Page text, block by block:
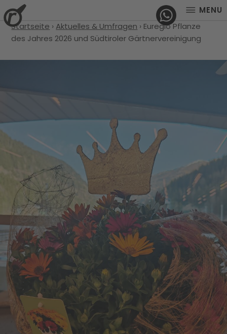
MENU
Startseite › Aktuelles & Umfragen › Euregio Pflanze
des Jahres 2026 und Südtiroler Gärtnervereinigung